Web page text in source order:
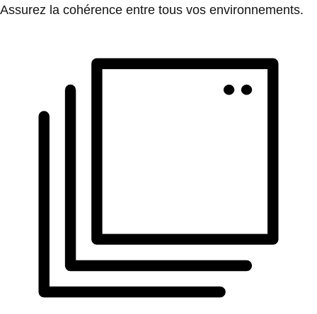
Assurez la cohérence entre tous vos environnements.